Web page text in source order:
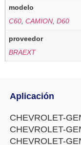
modelo
C60 ,CAMION ,D60
proveedor
BRAEXT
Aplicación
CHEVROLET-
CHEVROLET-
CHEVROLET-